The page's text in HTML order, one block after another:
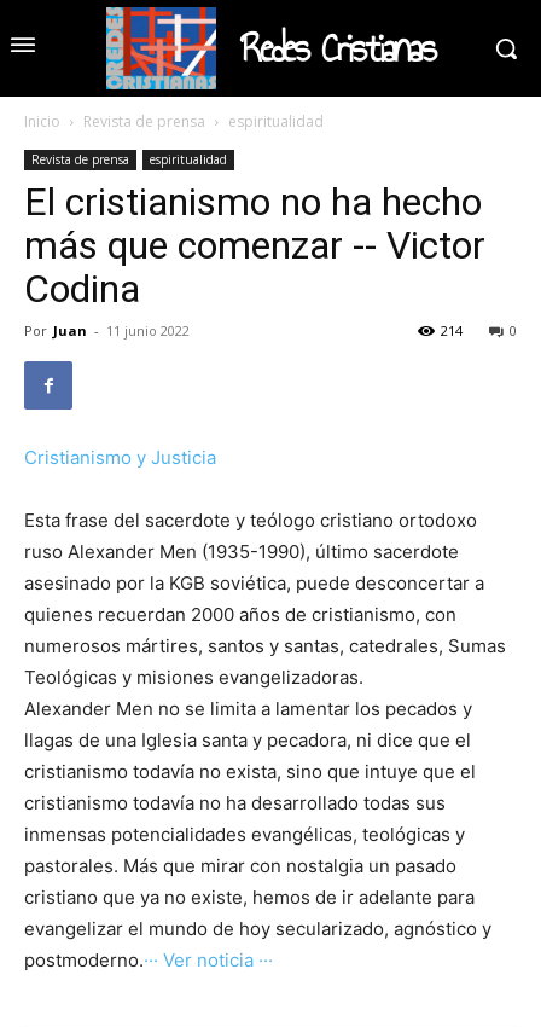
Redes Cristianas
Inicio Revista de prensa espiritualidad
Revista de prensa espiritualidad
El cristianismo no ha hecho
más que comenzar -- Victor
Codina
Por Juan - 11 junio 2022 0
214
Cristianismo y Justicia
Esta frase del sacerdote y teólogo cristiano ortodoxo
ruso Alexander Men (1935-1990), último sacerdote
asesinado por la KGB soviética, puede desconcertar a
quienes recuerdan 2000 años de cristianismo, con
numerosos mártires, santos y santas, catedrales, Sumas
Teológicas y misiones evangelizadoras.
Alexander Men no se limita a lamentar los pecados y
llagas de una Iglesia santa y pecadora, ni dice que el
cristianismo todavía no exista, sino que intuye que el
cristianismo todavía no ha desarrollado todas sus
inmensas potencialidades evangélicas, teológicas y
pastorales. Más que mirar con nostalgia un pasado
cristiano que ya no existe, hemos de ir adelante para
evangelizar el mundo de hoy secularizado, agnóstico y
postmoderno.··· Ver noticia ···